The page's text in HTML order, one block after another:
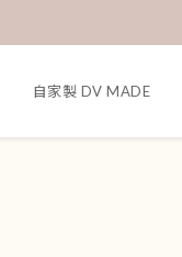
自家製 DV MADE